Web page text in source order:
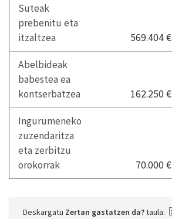
Suteak
prebenitu eta
itzaltzea
569.404 €
Abelbideak
babestea ea
kontserbatzea
162.250 €
Ingurumeneko
zuzendaritza
eta zerbitzu
orokorrak
70.000 €
Deskargatu Zertan gastatzen da?taula: